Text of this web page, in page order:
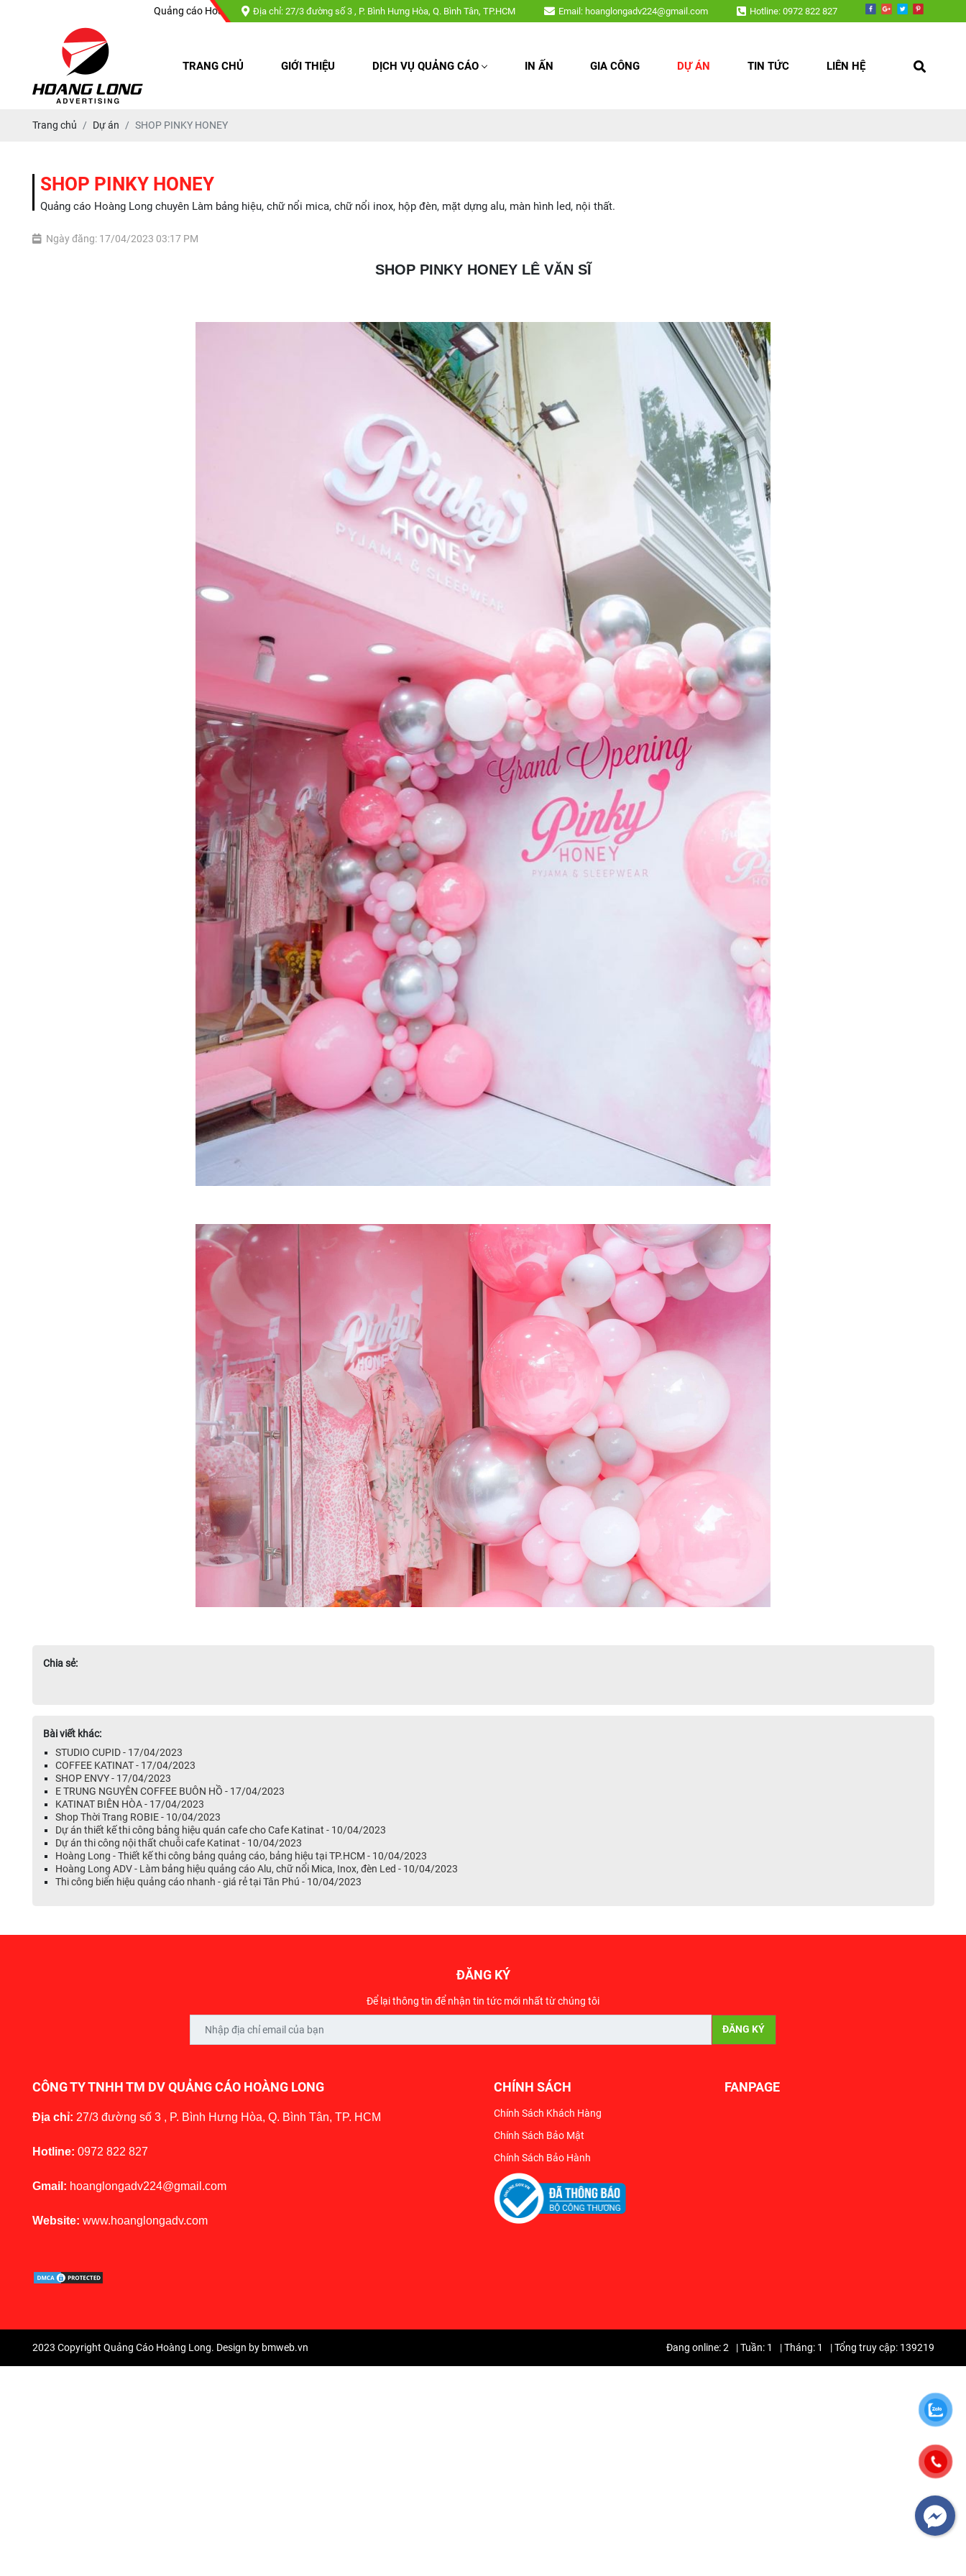
Quảng cáo Hoàng Long chuyên : Làm bảng hiệu, chữ nổi mica, chữ nổi inox, hộp đèn, mặt dựng alu, màn hình led, nội thất,....
Địa chỉ: 27/3 đường số 3 , P. Bình Hưng Hòa, Q. Bình Tân, TP.HCM Email: hoanglongadv224@gmail.com Hotline: 0972 822 827
TRANG CHỦ GIỚI THIỆU DỊCH VỤ QUẢNG CÁO IN ẤN GIA CÔNG DỰ ÁN TIN TỨC LIÊN HỆ
Trang chủ Dự án SHOP PINKY HONEY
SHOP PINKY HONEY
Quảng cáo Hoàng Long chuyên Làm bảng hiệu, chữ nổi mica, chữ nổi inox, hộp đèn, mặt dựng alu, màn hình led, nội thất.
Ngày đăng: 17/04/2023 03:17 PM
SHOP PINKY HONEY LÊ VĂN SĨ
Chia sẻ:
Bài viết khác:
STUDIO CUPID - 17/04/2023
COFFEE KATINAT - 17/04/2023
SHOP ENVY - 17/04/2023
E TRUNG NGUYÊN COFFEE BUÔN HỒ - 17/04/2023
KATINAT BIÊN HÒA - 17/04/2023
Shop Thời Trang ROBIE - 10/04/2023
Dự án thiết kế thi công bảng hiệu quán cafe cho Cafe Katinat - 10/04/2023
Dự án thi công nội thất chuỗi cafe Katinat - 10/04/2023
Hoàng Long - Thiết kế thi công bảng quảng cáo, bảng hiệu tại TP.HCM - 10/04/2023
Hoàng Long ADV - Làm bảng hiệu quảng cáo Alu, chữ nổi Mica, Inox, đèn Led - 10/04/2023
Thi công biển hiệu quảng cáo nhanh - giá rẻ tại Tân Phú - 10/04/2023
ĐĂNG KÝ
Để lại thông tin để nhận tin tức mới nhất từ chúng tôi
CÔNG TY TNHH TM DV QUẢNG CÁO HOÀNG LONG
Địa chỉ: 27/3 đường số 3 , P. Bình Hưng Hòa, Q. Bình Tân, TP. HCM
Hotline: 0972 822 827
Gmail: hoanglongadv224@gmail.com
Website: www.hoanglongadv.com
CHÍNH SÁCH
Chính Sách Khách Hàng
Chính Sách Bảo Mật
Chính Sách Bảo Hành
FANPAGE
2023 Copyright Quảng Cáo Hoàng Long. Design by bmweb.vn Đang online: 2 |Tuần: 1 |Tháng: 1 |Tổng truy cập: 139219